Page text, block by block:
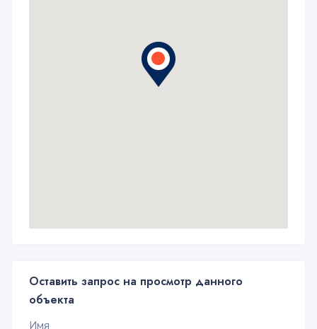
Оставить запрос на просмотр данного
объекта
Имя